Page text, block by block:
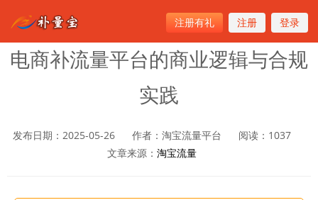
注册有礼 注册 登录
首页>淘宝流量
电商补流量平台的商业逻辑与合规
实践
发布日期：2025-05-26 作者：淘宝流量平台 阅读： 1037
文章来源： 淘宝流量